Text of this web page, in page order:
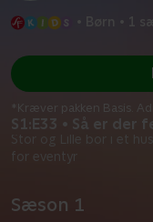
• 1
S1:E33 • Så er der
Stor og Lille bor i et
for eventyr
*Kræver pakken Basis.
Sæson 1